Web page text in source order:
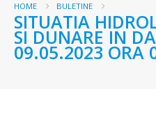
HOME BULETINE
SITUATIA
SI DUNARE IN
09.05.2023 ORA